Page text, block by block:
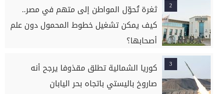
2
ثغرة تُحوّل المواطن إلى متهم في مصر..
كيف يمكن تشغيل خطوط المحمول دون علم
أصحابها؟
3
كوريا الشمالية تطلق مقذوفا يرجح أنه
صاروخ باليستي باتجاه بحر اليابان